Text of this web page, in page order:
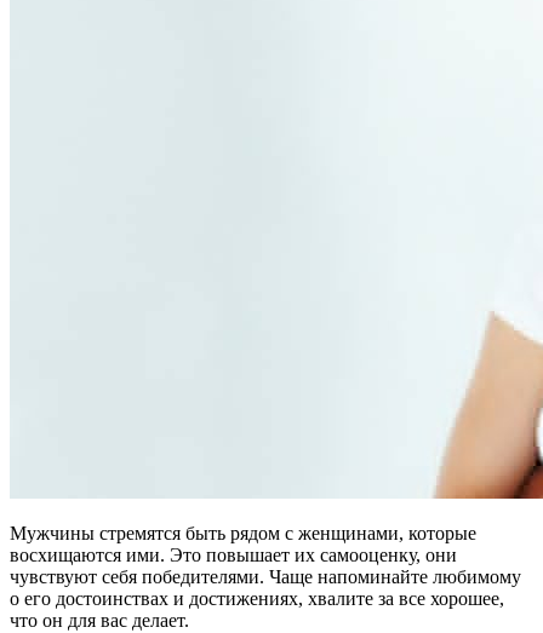
Мужчины стремятся быть рядом с женщинами, которые
восхищаются ими. Это повышает их самооценку, они
чувствуют себя победителями. Чаще напоминайте любимому
о его достоинствах и достижениях, хвалите за все хорошее,
что он для вас делает.